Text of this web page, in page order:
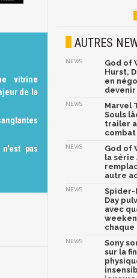
vitrine
de la
pas
AUTRES
NEWS
God of
Hurst,
en
devenir
NEWS
Marvel
Souls
trailer
combat
NEWS
God of
la série
autre
NEWS
Spider-
Day
avec
chaque
NEWS
Sony
sur la